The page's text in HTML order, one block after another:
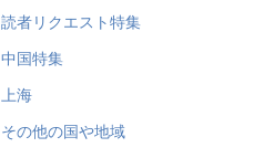
読者リクエスト特集
中国特集
上海
その他の国や地域